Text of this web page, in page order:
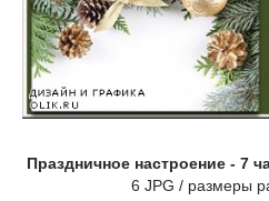
Праздничное настроение - 7
6 JPG / размеры